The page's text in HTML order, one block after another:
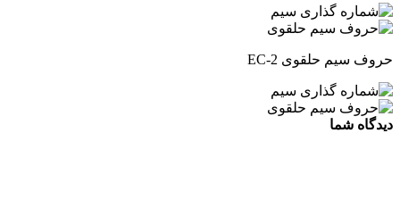
حروف سیم حلقوی EC-2
دیدگاه شما